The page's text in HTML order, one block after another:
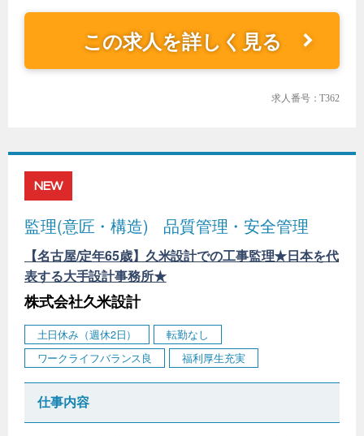
この求人を詳しく見る
求人番号：T362
NEW
監理(意匠・構造) 品質管理・安全管理
【名古屋/定年65歳】久米設計での工事監理★日本を代
表する大手設計事務所★
株式会社久米設計
土日休み（週休2日）
転勤なし
ワークライフバランス良
福利厚生充実
仕事内容